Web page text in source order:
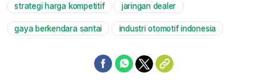
strategi harga kompetitif jaringan dealer
gaya berkendara santai industri otomotif indonesia